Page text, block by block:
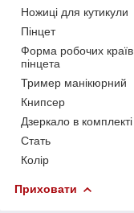
Ножиці для кутикули
Пінцет
Форма робочих країв
пінцета
Тример манікюрний
Книпсер
Дзеркало в комплекті
Стать
Колір
Приховати